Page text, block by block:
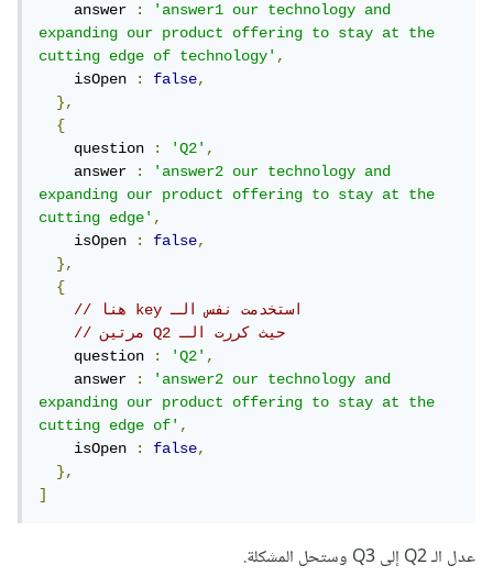
    answer
:
'answer1 our technology and
expanding our product offering to stay at the
cutting edge of technology',
    isOpen
: false,
},
{
    question
: 'Q2',
    answer
:
'answer2 our technology and
expanding our product offering to stay at the
cutting edge',
    isOpen
: false,
},
{
    question
: 'Q2',
    answer
:
'answer2 our technology and
expanding our product offering to stay at the
cutting edge of',
    isOpen
: false,
},
]
عدل الـ Q2 إلى Q3 وستحل المشكلة.